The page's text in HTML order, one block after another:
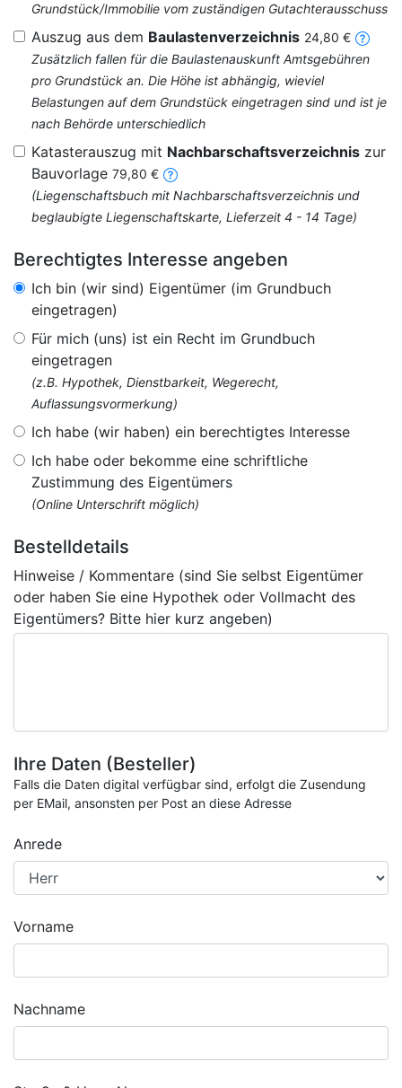
Grundstück/Immobilie vom zuständigen Gutachterausschuss
Auszug aus dem Baulastenverzeichnis 24,80 €
Zusätzlich fallen für die Baulastenauskunft Amtsgebühren
pro Grundstück an. Die Höhe ist abhängig, wieviel
Belastungen auf dem Grundstück eingetragen sind und ist je
nach Behörde unterschiedlich
Katasterauszug mit Nachbarschaftsverzeichnis zur
Bauvorlage 79,80 €
(Liegenschaftsbuch mit Nachbarschaftsverzeichnis und
beglaubigte Liegenschaftskarte, Lieferzeit 4 - 14 Tage)
Berechtigtes Interesse angeben
Ich bin (wir sind) Eigentümer (im Grundbuch
eingetragen)
Für mich (uns) ist ein Recht im Grundbuch
eingetragen
(z.B. Hypothek, Dienstbarkeit, Wegerecht,
Auflassungsvormerkung)
Ich habe (wir haben) ein berechtigtes Interesse
Ich habe oder bekomme eine schriftliche
Zustimmung des Eigentümers
(Online Unterschrift möglich)
Bestelldetails
Hinweise / Kommentare (sind Sie selbst Eigentümer
oder haben Sie eine Hypothek oder Vollmacht des
Eigentümers? Bitte hier kurz angeben)
Ihre Daten (Besteller)
Falls die Daten digital verfügbar sind, erfolgt die Zusendung
per EMail, ansonsten per Post an diese Adresse
Anrede
Vorname
Nachname